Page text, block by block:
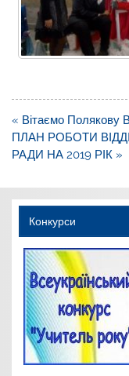
Навігація
записів
« Вітаємо Полякову
ПЛАН РОБОТИ
РАДИ НА 2019 РІК »
Конкурси